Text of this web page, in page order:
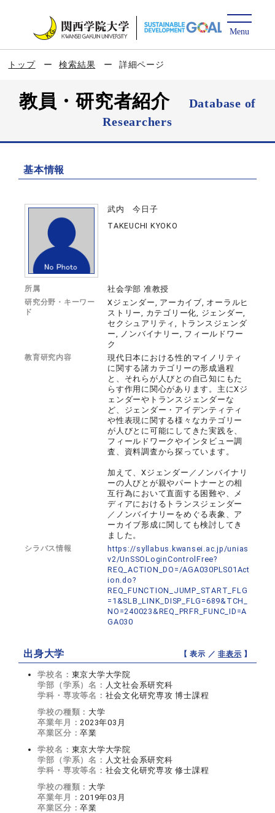
トップ 検索結果 詳細ページ
教員・研究者紹介
Database of
Researchers
基本情報
武内 今日子
TAKEUCHI KYOKO
所属 社会学部 准教授
研究分野・キーワー
ド
Xジェンダー, アーカイブ, オーラルヒ
ストリー, カテゴリー化, ジェンダー,
セクシュアリティ, トランスジェンダ
ー, ノンバイナリー, フィールドワー
ク
教育研究内容
現代日本における性的マイノリティ
に関する諸カテゴリーの形成過程
と、それらが人びとの自己知にもた
らす作用に関心があります。主にXジ
ェンダーやトランスジェンダーな
ど、ジェンダー・アイデンティティ
や性表現に関する様々なカテゴリー
が人びとに可能にしてきた実践を、
フィールドワークやインタビュー調
査、資料調査から探っています。
加えて、Xジェンダー／ノンバイナリ
ーの人びとが親やパートナーとの相
互行為において直面する困難や、メ
ディアにおけるトランスジェンダー
／ノンバイナリーをめぐる表象、ア
ーカイブ形成に関しても検討してき
ました。
シラバス情報
https://syllabus.kwansei.ac.jp/unias
v2/UnSSOLoginControlFree?
REQ_ACTION_DO=/AGA030PLS01Act
ion.do?
REQ_FUNCTION_JUMP_START_FLG
=1&SLB_LINK_DISP_FLG=689&TCH_
NO=240023&REQ_PRFR_FUNC_ID=A
GA030
出身大学 【 表示 ／非表示 】
学校名： 東京大学大学院
学部（学系）名： 人文社会系研究科
学科・専攻等名： 社会文化研究専攻 博士課程
学校の種類： 大学
卒業年月：2023年03月
卒業区分：卒業
学校名： 東京大学大学院
学部（学系）名： 人文社会系研究科
学科・専攻等名： 社会文化研究専攻 修士課程
学校の種類： 大学
卒業年月：2019年03月
卒業区分：卒業